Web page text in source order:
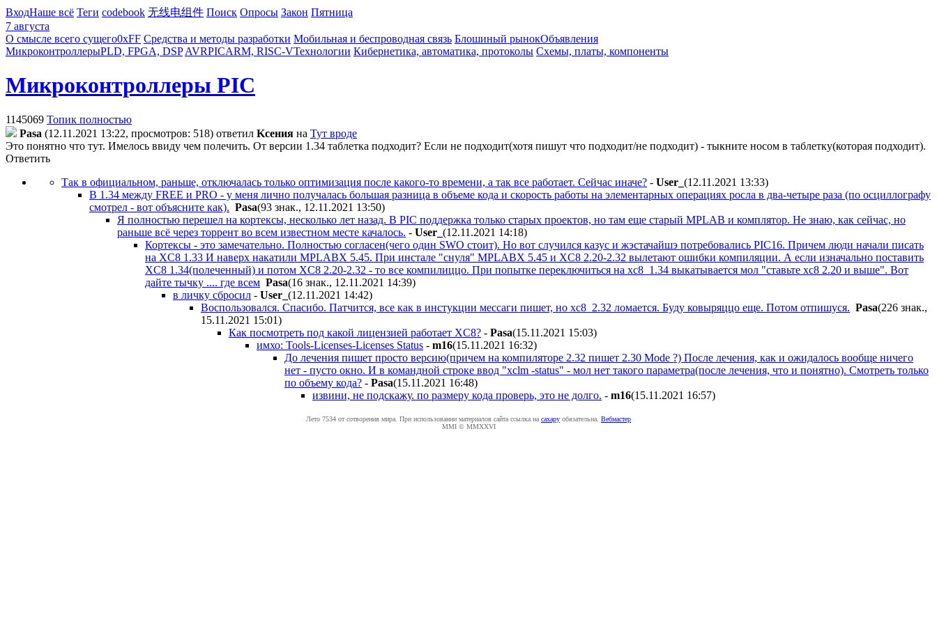
ВходНаше всё Теги codebook 无线电组件 Поиск Опросы Закон Пятница
7 августа
О смысле всего сущего0xFF Средства и методы разработки Мобильная и беспроводная связь Блошиный рынокОбъявления
МикроконтроллерыPLD, FPGA, DSP AVRPICARM, RISC-VТехнологии Кибернетика, автоматика, протоколы Схемы, платы, компоненты
Микроконтроллеры PIC
1145069 Топик полностью
Pasa (12.11.2021 13:22, просмотров: 518) ответил Kceния на Тут вроде
Это понятно что тут. Имелось ввиду чем полечить. От версии 1.34 таблетка подходит? Если не подходит(хотя пишут что подходит/не подходит) - тыкните носом в таблетку(которая подходит).
Ответить
Так в официальном, раньше, отключалась только оптимизация после какого-то времени, а так все работает. Сейчас иначе? - User_ (12.11.2021 13:33)
В 1.34 между FREE и PRO - у меня лично получалась большая разница в объеме кода и скорость работы на элементарных операциях росла в два-четыре раза (по осциллографу
смотрел - вот объясните как). Pasa(93 знак., 12.11.2021 13:50)
Я полностью перешел на кортексы, несколько лет назад. В PIC поддержка только старых проектов, но там еще старый MPLAB и комплятор. Не знаю, как сейчас, но
раньше всё через торрент во всем известном месте качалось. - User_ (12.11.2021 14:18)
Кортексы - это замечательно. Полностью согласен(чего один SWO стоит). Но вот случился казус и жэстачайшэ потребовались PIC16. Причем люди начали писать
на XC8 1.33 И наверх накатили MPLABX 5.45. При инстале "снуля" MPLABX 5.45 и XC8 2.20-2.32 вылетают ошибки компиляции. А если изначально поставить
XC8 1.34(полеченный) и потом XC8 2.20-2.32 - то все компилиццо. При попытке переключиться на xc8_1.34 выкатывается мол "ставьте xc8 2.20 и выше". Вот
дайте тычку .... где всем Pasa(16 знак., 12.11.2021 14:39)
в личку сбросил - User_ (12.11.2021 14:42)
Воспользовался. Спасибо. Патчится, все как в инстукции мессаги пишет, но xc8_2.32 ломается. Буду ковыряццо еще. Потом отпишуся. Pasa(226 знак.,
15.11.2021 15:01)
Как посмотреть под какой лицензией работает XC8? - Pasa(15.11.2021 15:03)
имхо: Tools-Licenses-Licenses Status - m16(15.11.2021 16:32)
До лечения пишет просто версию(причем на компиляторе 2.32 пишет 2.30 Mode ?) После лечения, как и ожидалось вообще ничего
нет - пусто окно. И в командной строке ввод "xclm -status" - мол нет такого параметра(после лечения, что и понятно). Смотреть только
по объему кода? - Pasa(15.11.2021 16:48)
извини, не подскажу. по размеру кода проверь, это не долго. - m16(15.11.2021 16:57)
Лето 7534 от сотворения мира. При использовании материалов сайта ссылка на caxapу обязательна. Вебмастер
MMI © MMXXVI